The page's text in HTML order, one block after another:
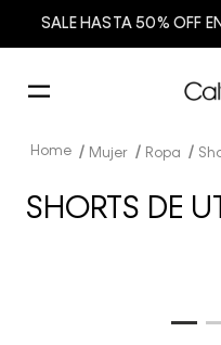
SALE HASTA 50% OFF
Mujer Ropa
SHORTS DE